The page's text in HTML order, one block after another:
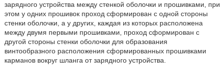
зарядного устройства между стенкой оболочки и прошивками, при
этом у одних прошивок проход сформирован с одной стороны
стенки оболочки, а у других, каждая из которых расположена
между двумя первыми прошивками, проход сформирован с
другой стороны стенки оболочки для образования
винтообразного расположения сформированных прошивками
карманов вокруг шланга от зарядного устройства.